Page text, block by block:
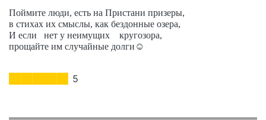
Поймите люди, есть на Пристани призеры,
в стихах их смыслы, как бездонные озера,
И если нет у неимущих кругозора,
прощайте им случайные долги ☺️
5